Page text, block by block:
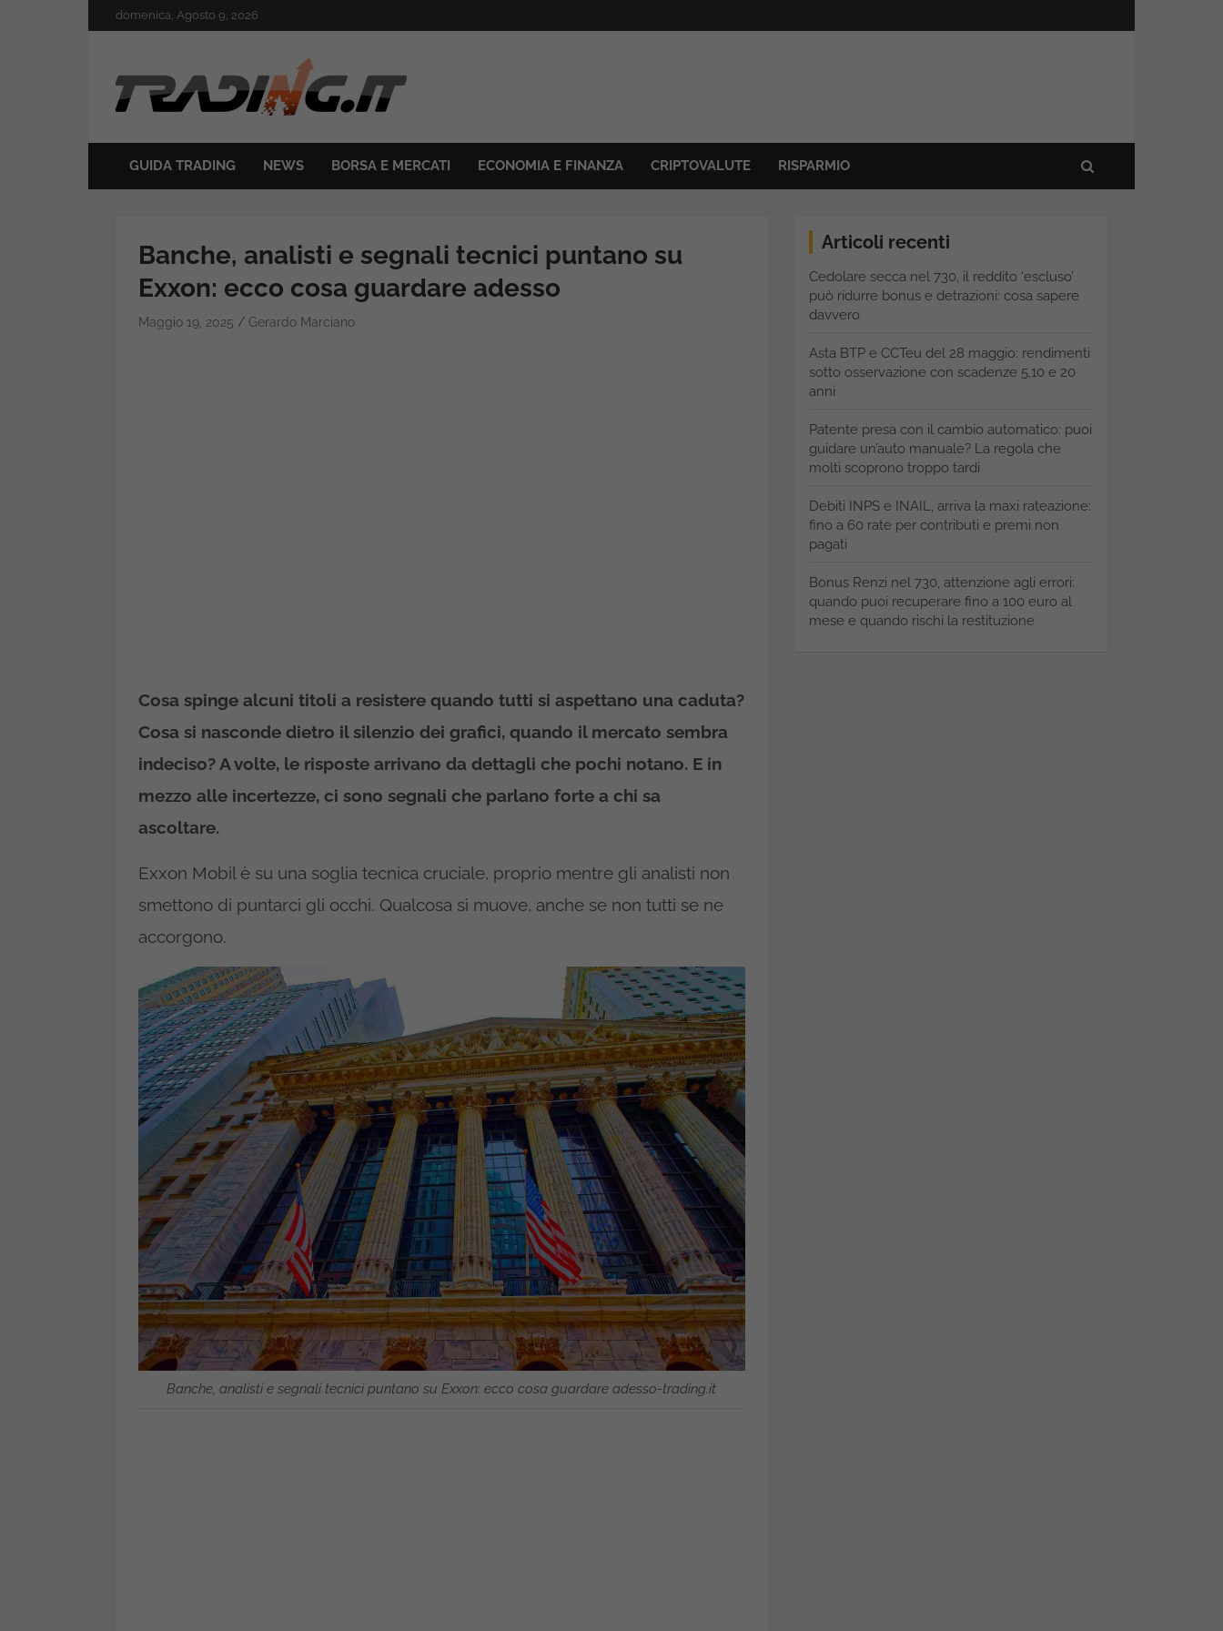
to
domenica, Agosto 9, 2026
Trading.it
GUIDA TRADING NEWS BORSA E MERCATI ECONOMIA E FINANZA CRIPTOVALUTE RISPARMIO
Banche, analisti e segnali tecnici puntano su
Exxon: ecco cosa guardare adesso
Maggio 19, 2025 Gerardo Marciano
Cosa spinge alcuni titoli a resistere quando tutti si aspettano una caduta?
Cosa si nasconde dietro il silenzio dei grafici, quando il mercato sembra
indeciso? A volte, le risposte arrivano da dettagli che pochi notano. E in
mezzo alle incertezze, ci sono segnali che parlano forte a chi sa
ascoltare.
Exxon Mobil è su una soglia tecnica cruciale, proprio mentre gli analisti non
smettono di puntarci gli occhi. Qualcosa si muove, anche se non tutti se ne
accorgono.
Banche, analisti e segnali tecnici puntano su Exxon: ecco cosa guardare adesso-trading.it
Articoli recenti
Cedolare secca nel 730, il reddito ‘escluso’
può ridurre bonus e detrazioni: cosa sapere
davvero
Asta BTP e CCTeu del 28 maggio: rendimenti
sotto osservazione con scadenze 5,10 e 20
anni
Patente presa con il cambio automatico: puoi
guidare un’auto manuale? La regola che
molti scoprono troppo tardi
Debiti INPS e INAIL, arriva la maxi rateazione:
fino a 60 rate per contributi e premi non
pagati
Bonus Renzi nel 730, attenzione agli errori:
quando puoi recuperare fino a 100 euro al
mese e quando rischi la restituzione